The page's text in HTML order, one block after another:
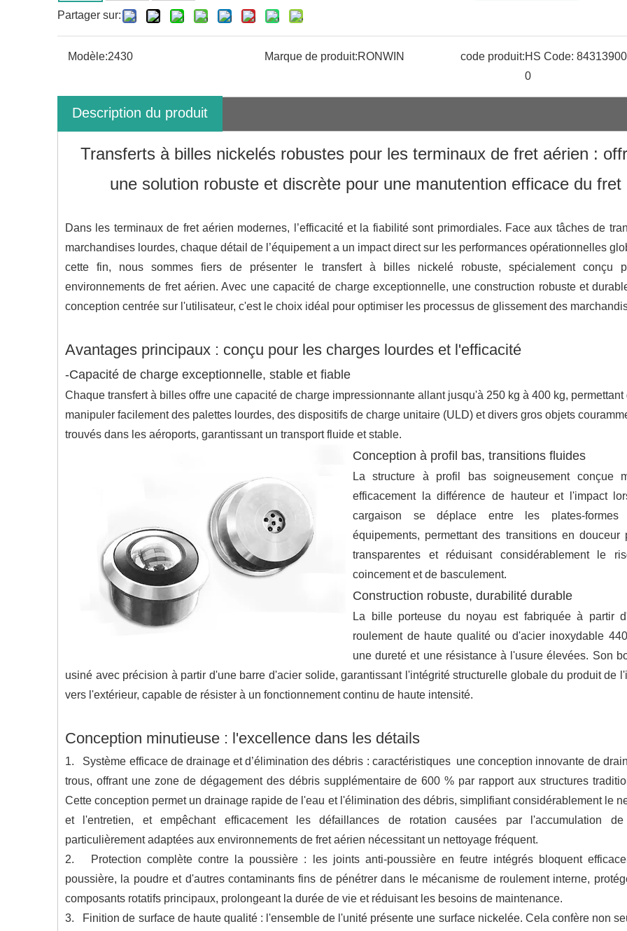
Partager sur:
Modèle:2430 Marque de produit:RONWIN code produit:HS Code:
0
Description du produit
Transferts à billes nickelés robustes pour les terminaux de fret aérien :
une solution robuste et discrète pour une manutention efficace du fret
Dans les terminaux de fret aérien modernes, l’efficacité et la fiabilité sont primordiales. Face aux tâches de
marchandises lourdes, chaque détail de l’équipement a un impact direct sur les performances opérationnelles
cette fin, nous sommes fiers de présenter le transfert à billes nickelé robuste, spécialement conçu
environnements de fret aérien. Avec une capacité de charge exceptionnelle, une construction robuste et
conception centrée sur l'utilisateur, c'est le choix idéal pour optimiser les processus de glissement des
Avantages principaux : conçu pour les charges lourdes et l'efficacité
-Capacité de charge exceptionnelle, stable et fiable
Chaque transfert à billes offre une capacité de charge impressionnante allant jusqu'à 250 kg à 400 kg, permettant
manipuler facilement des palettes lourdes, des dispositifs de charge unitaire (ULD) et divers gros objets
trouvés dans les aéroports, garantissant un transport fluide et stable.
Conception à profil bas, transitions fluides
La structure à profil bas soigneusement conçue
efficacement la différence de hauteur et l'impact
cargaison se déplace entre les plates-
équipements, permettant des transitions en douceur
transparentes et réduisant considérablement le
coincement et de basculement.
Construction robuste, durabilité durable
La bille porteuse du noyau est fabriquée à partir
roulement de haute qualité ou d'acier inoxydable
une dureté et une résistance à l'usure élevées. Son
usiné avec précision à partir d'une barre d'acier solide, garantissant l'intégrité structurelle globale du produit de
vers l'extérieur, capable de résister à un fonctionnement continu de haute intensité.
Conception minutieuse : l'excellence dans les détails
1. Système efficace de drainage et d’élimination des débris : caractéristiques une conception innovante de
trous, offrant une zone de dégagement des débris supplémentaire de 600 % par rapport aux structures
Cette conception permet un drainage rapide de l'eau et l'élimination des débris, simplifiant considérablement le
et l'entretien, et empêchant efficacement les défaillances de rotation causées par l'accumulation de
particulièrement adaptées aux environnements de fret aérien nécessitant un nettoyage fréquent.
2. Protection complète contre la poussière : les joints anti-poussière en feutre intégrés bloquent
poussière, la poudre et d'autres contaminants fins de pénétrer dans le mécanisme de roulement interne,
composants rotatifs principaux, prolongeant la durée de vie et réduisant les besoins de maintenance.
3. Finition de surface de haute qualité : l'ensemble de l'unité présente une surface nickelée. Cela confère non